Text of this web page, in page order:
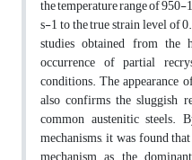
the temperature range of
s-1 to the true strain level of
studies obtained from the
occurrence of partial
conditions. The appearance
also confirms the sluggish
common austenitic steels.
mechanisms, it was found